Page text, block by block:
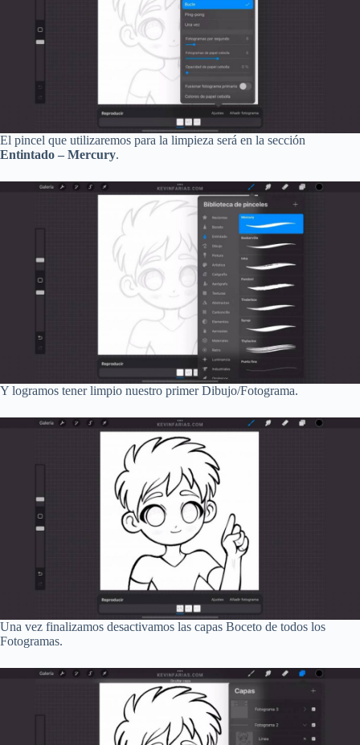
El pincel que utilizaremos para la limpieza será en la sección
Entintado – Mercury.
Y logramos tener limpio nuestro primer Dibujo/Fotograma.
Una vez finalizamos desactivamos las capas Boceto de todos los
Fotogramas.